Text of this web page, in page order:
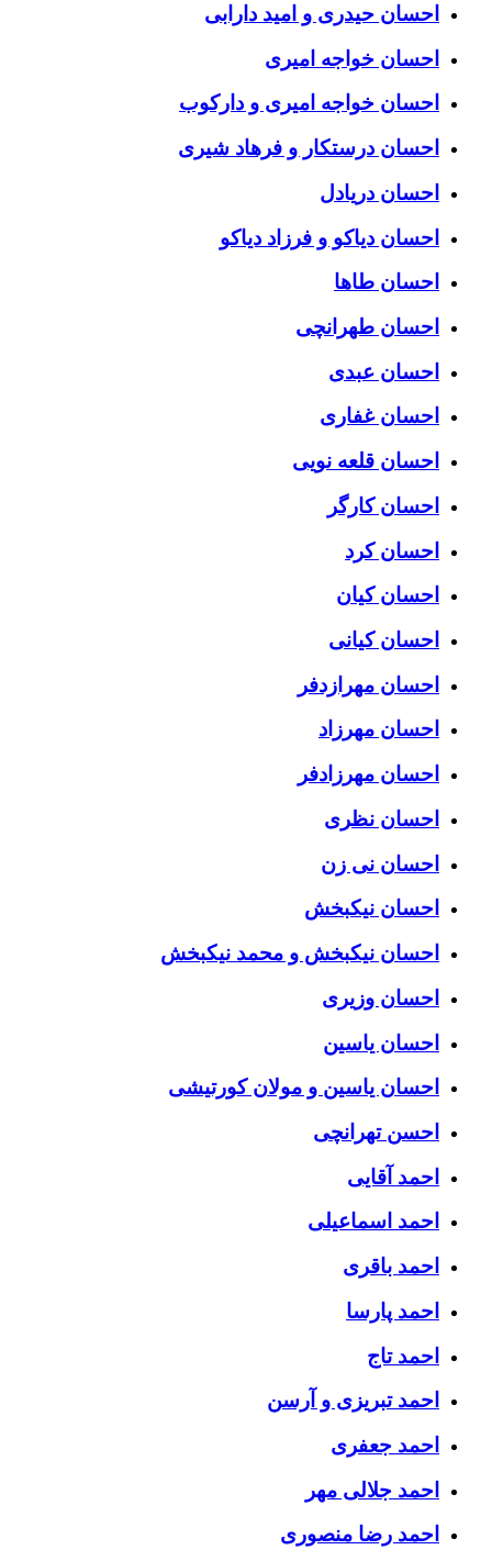
احسان حیدری و امید دارابی
احسان خواجه امیری
احسان خواجه امیری و دارکوب
احسان درستكار و فرهاد شيرى
احسان دریادل
احسان دیاکو و فرزاد دیاکو
احسان طاها
احسان طهرانچی
احسان عبدی
احسان غفاری
احسان قلعه نویی
احسان کارگر
احسان کرد
احسان کیان
احسان کیانی
احسان مهرازدفر
احسان مهرزاد
احسان مهرزادفر
احسان نظری
احسان نی زن
احسان نیکبخش
احسان نیکبخش و محمد نیکبخش
احسان وزیری
احسان یاسین
احسان یاسین و مولان کورتیشی
احسن تهرانچی
احمد آقایی
احمد اسماعیلی
احمد باقری
احمد پارسا
احمد تاج
احمد تبریزی و آرسن
احمد جعفری
احمد جلالی مهر
احمد رضا منصوری